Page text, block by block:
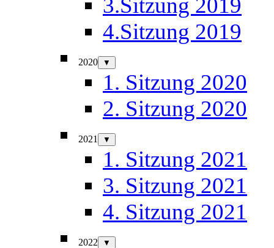
3.Sitzung 2019
4.Sitzung 2019
2020 ▼
1. Sitzung 2020
2. Sitzung 2020
2021 ▼
1. Sitzung 2021
3. Sitzung 2021
4. Sitzung 2021
2022 ▼